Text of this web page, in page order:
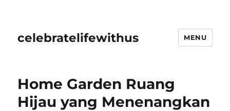
celebratelifewithus MENU
Home Garden Ruang
Hijau yang Menenangkan